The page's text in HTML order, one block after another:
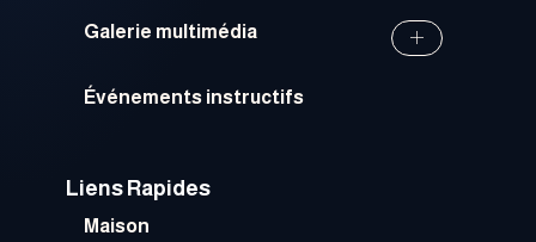
Galerie multimédia
Événements instructifs
Liens Rapides
Maison